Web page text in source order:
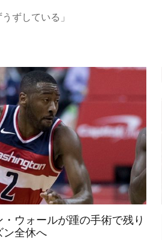
ずしている」
・ウォールが踵の手術で残り
ン全休へ